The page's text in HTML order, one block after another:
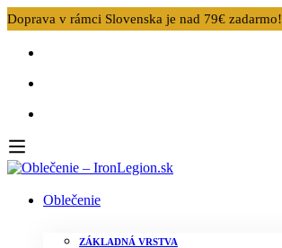
Doprava v rámci Slovenska je nad 79€ zadarmo!
Oblečenie
ZÁKLADNÁ VRSTVA